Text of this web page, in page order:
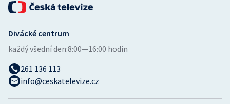
Divácké centrum
každý všední den:8:00—16:00 hodin
261 136 113
info@ceskatelevize.cz